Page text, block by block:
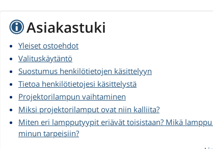
Asiakastuki
Yleiset ostoehdot
Valituskäytäntö
Suostumus henkilötietojen käsittelyyn
Tietoa henkilötietojesi käsittelystä
Projektorilampun vaihtaminen
Miksi projektorilamput ovat niin kalliita?
Miten eri lampputyypit eriävät toisistaan? Mikä
minun tarpeisiin?